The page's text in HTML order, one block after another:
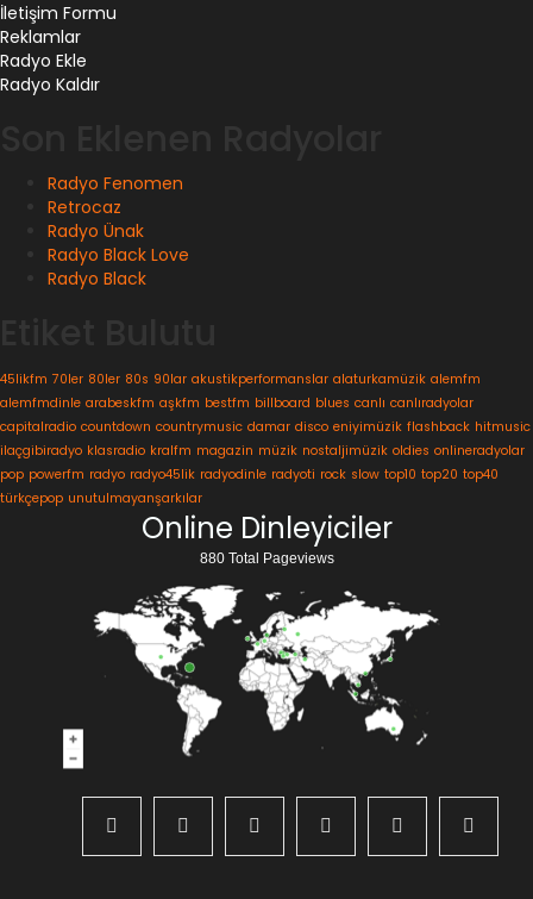
İletişim Formu
Reklamlar
Radyo Ekle
Radyo Kaldır
Radyo Fenomen
Retrocaz
Radyo Ünak
Radyo Black Love
Radyo Black
45likfm 70ler 80ler 80s 90lar akustikperformanslar alaturkamüzik alemfm
alemfmdinle arabeskfm aşkfm bestfm billboard blues canlı canlıradyolar
capitalradio countdown countrymusic damar disco eniyimüzik flashback hitmusic
ilaçgibiradyo klasradio kralfm magazin müzik nostaljimüzik oldies onlineradyolar
pop powerfm radyo radyo45lik radyodinle radyoti rock slow top10 top20 top40
türkçepop unutulmayanşarkılar
Online Dinleyiciler
880 Total Pageviews